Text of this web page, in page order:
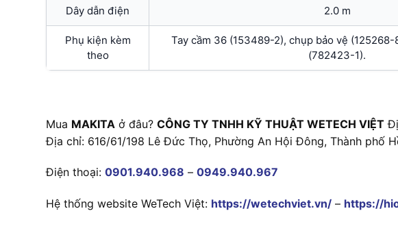
Dây dẫn điện 2.0 m
Phụ kiện kèm
theo
Tay cầm 36 (153489-2), chụp bảo vệ
(782423-1).
Mua MAKITA ở đâu? CÔNG TY TNHH KỸ THUẬT WETECH VIỆT
Địa chỉ: 616/61/198 Lê Đức Thọ, Phường An Hội Đông, Thành phố
Điện thoại: 0901.940.968 – 0949.940.967
Hệ thống website WeTech Việt: https://wetechviet.vn/ – https://